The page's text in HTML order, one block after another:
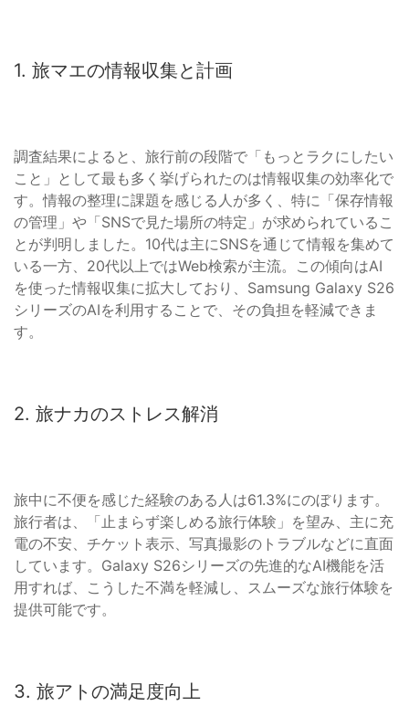
1. 旅マエの情報収集と計画
調査結果によると、旅行前の段階で「もっとラクにしたい
こと」として最も多く挙げられたのは情報収集の効率化で
す。情報の整理に課題を感じる人が多く、特に「保存情報
の管理」や「SNSで見た場所の特定」が求められているこ
とが判明しました。10代は主にSNSを通じて情報を集めて
いる一方、20代以上ではWeb検索が主流。この傾向はAI
を使った情報収集に拡大しており、Samsung Galaxy S26
シリーズのAIを利用することで、その負担を軽減できま
す。
2. 旅ナカのストレス解消
旅中に不便を感じた経験のある人は61.3%にのぼります。
旅行者は、「止まらず楽しめる旅行体験」を望み、主に充
電の不安、チケット表示、写真撮影のトラブルなどに直面
しています。Galaxy S26シリーズの先進的なAI機能を活
用すれば、こうした不満を軽減し、スムーズな旅行体験を
提供可能です。
3. 旅アトの満足度向上